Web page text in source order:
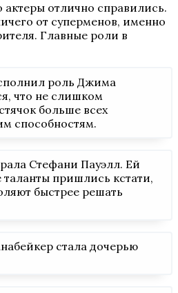
актеры отлично справились.
от суперменов, именно
Главные роли в
роль Джима
что не слишком
больше всех
способностям.
Стефани Пауэлл. Ей
пришлись кстати,
быстрее решать
стала дочерью